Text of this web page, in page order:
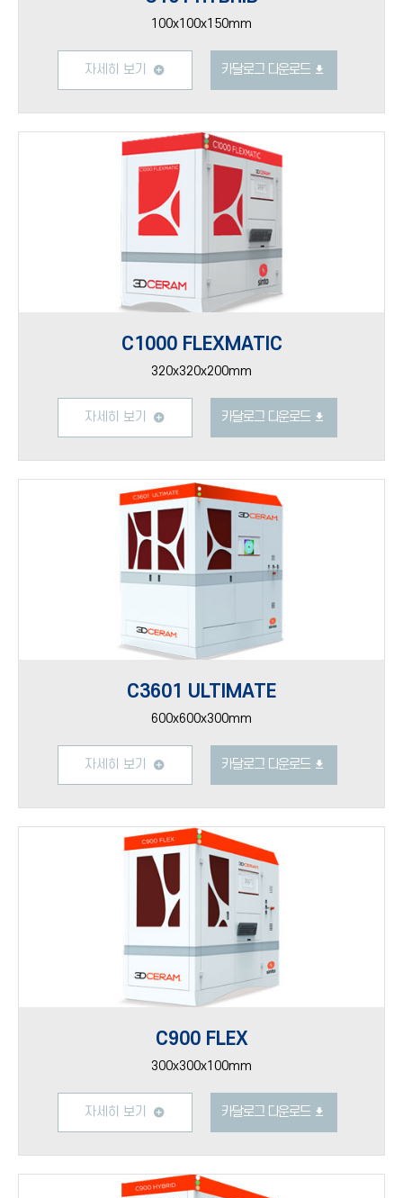
100x100x150mm
자세히 보기 카달로그 다운로드
C1000 FLEXMATIC
320x320x200mm
자세히 보기 카달로그 다운로드
C3601 ULTIMATE
600x600x300mm
자세히 보기 카달로그 다운로드
C900 FLEX
300x300x100mm
자세히 보기 카달로그 다운로드